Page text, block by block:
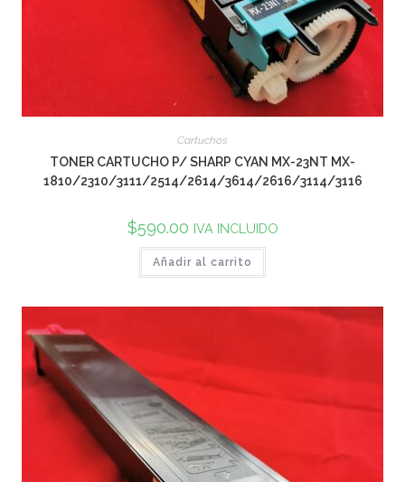
Cartuchos
TONER CARTUCHO P/ SHARP CYAN MX-23NT MX-
1810/2310/3111/2514/2614/3614/2616/3114/3116
$590.00 IVA INCLUIDO
Añadir al carrito